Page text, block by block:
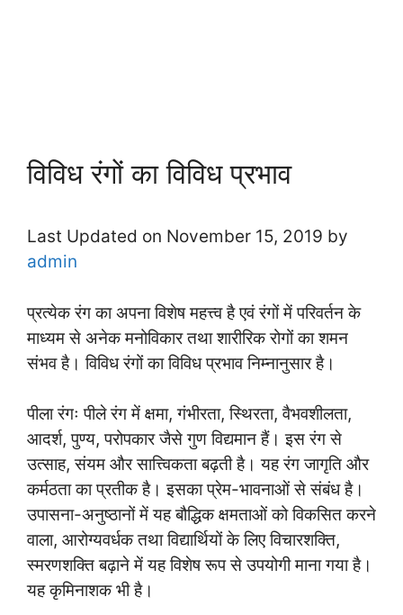
विविध रंगों का विविध प्रभाव
Last Updated on November 15, 2019 by
admin
प्रत्येक रंग का अपना विशेष महत्त्व है एवं रंगों में परिवर्तन के
माध्यम से अनेक मनोविकार तथा शारीरिक रोगों का शमन
संभव है। विविध रंगों का विविध प्रभाव निम्नानुसार है।
पीला रंगः पीले रंग में क्षमा, गंभीरता, स्थिरता, वैभवशीलता,
आदर्श, पुण्य, परोपकार जैसे गुण विद्यमान हैं। इस रंग से
उत्साह, संयम और सात्त्विकता बढ़ती है। यह रंग जागृति और
कर्मठता का प्रतीक है। इसका प्रेम-भावनाओं से संबंध है।
उपासना-अनुष्ठानों में यह बौद्धिक क्षमताओं को विकसित करने
वाला, आरोग्यवर्धक तथा विद्यार्थियों के लिए विचारशक्ति,
स्मरणशक्ति बढ़ाने में यह विशेष रूप से उपयोगी माना गया है।
यह कृमिनाशक भी है।